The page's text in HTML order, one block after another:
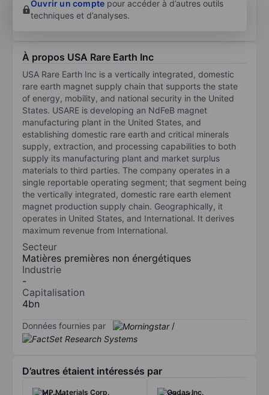
Ouvrir un compte pour accéder à d’autres outils
techniques et d’analyses.
À propos USA Rare Earth Inc
USA Rare Earth Inc is a vertically integrated, domestic
rare earth magnet supply chain that supports the state
of energy, mobility, and national security in the United
States. USARE is developing an NdFeB magnet
manufacturing plant in the United States, and
establishing domestic rare earth and critical minerals
supply, extraction, and processing capabilities to both
supply its manufacturing plant and market surplus
materials to third parties. The company operates in a
single reportable operating segment; that segment being
the vertically integrated, domestic rare earth element
magnet production supply chain. Geographically, it
operates in United States, and International. It derives
maximum revenue from International.
Secteur
Matières premières non énergétiques
Industrie
-
Capitalisation
4bn
Données fournies par /
D’autres étaient intéressés par
MP Materials Corp. Ondas Inc.